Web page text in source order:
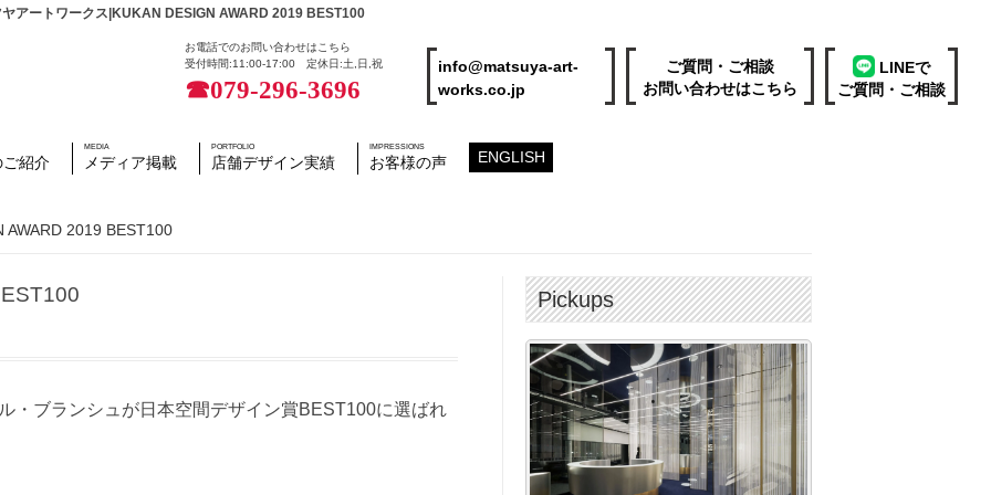
アートワークス|KUKAN DESIGN AWARD 2019 BEST100
info@matsuya-art-
works.co.jp
ご質問・ご相談
お問い合わせはこちら
LINEで
ご質問・ご相談
お電話でのお問い合わせはこちら
受付時間:11:00-17:00 定休日:土,日,祝
☎079-296-3696
紹介
MEDIA
メディア掲載
PORTFOLIO
店舗デザイン実績
IMPRESSIONS
お客様の声 ENGLISH
AWARD 2019 BEST100
・ブランシュが日本空間デザイン賞BEST100に選ばれ
Pickups